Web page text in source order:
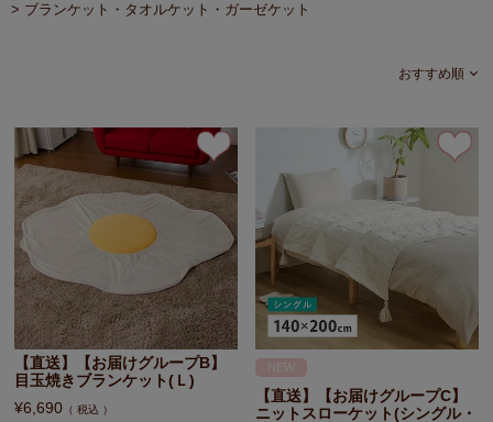
ブランケット・タオルケット・ガーゼケット
おすすめ順
【直送】【お届けグループB】
目玉焼きブランケット(Ｌ)
¥6,690 税込
【直送】【お届けグループC】
ニットスローケット(シングル・